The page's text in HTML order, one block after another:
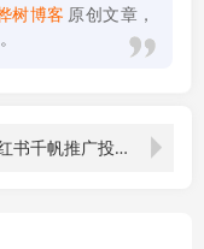
树博客 原创文章，
小红书千帆推广投放宝典1.0+2.0完整版，分场景投流策略，帮助商家科学投放稳定提转化